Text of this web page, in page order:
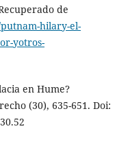
de
hilary-el-
yotros-
en Hume?
(30), 635-651. Doi: